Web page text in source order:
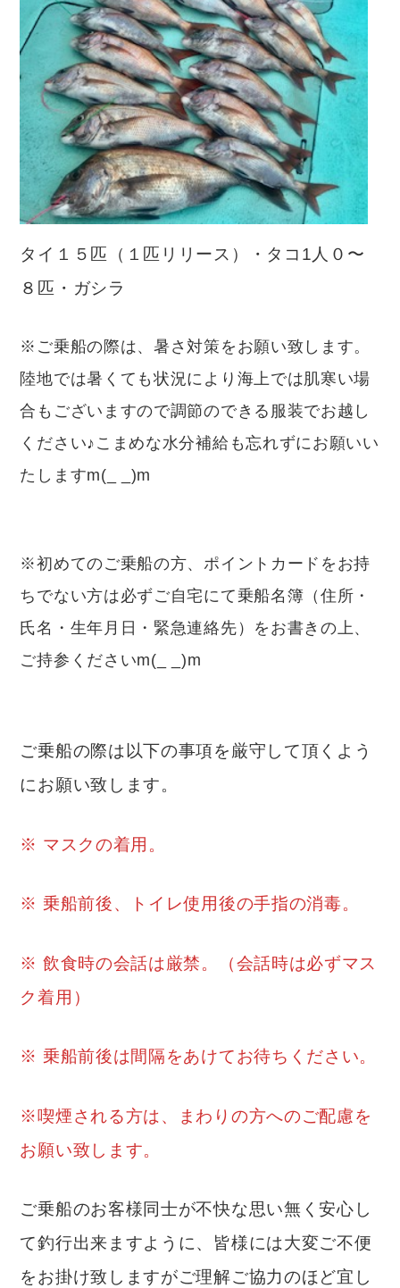
タイ１５匹（１匹リリース）・タコ1人０〜
８匹・ガシラ
※ご乗船の際は、暑さ対策をお願い致します。
陸地では暑くても状況により海上では肌寒い場
合もございますので調節のできる服装でお越し
ください♪こまめな水分補給も忘れずにお願いい
たしますm(_ _)m
※初めてのご乗船の方、ポイントカードをお持
ちでない方は必ずご自宅にて乗船名簿（住所・
氏名・生年月日・緊急連絡先）をお書きの上、
ご持参くださいm(_ _)m
ご乗船の際は以下の事項を厳守して頂くよう
にお願い致します。
※ マスクの着用。
※ 乗船前後、トイレ使用後の手指の消毒。
※ 飲食時の会話は厳禁。（会話時は必ずマス
ク着用）
※ 乗船前後は間隔をあけてお待ちください。
※喫煙される方は、まわりの方へのご配慮を
お願い致します。
ご乗船のお客様同士が不快な思い無く安心し
て釣行出来ますように、皆様には大変ご不便
をお掛け致しますがご理解ご協力のほど宜し